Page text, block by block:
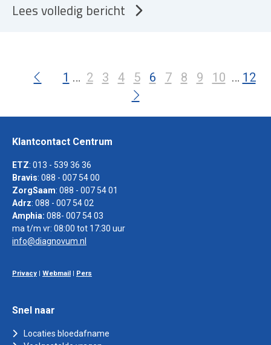
Lees volledig bericht
1 2 3 4 5 6 7 8 9 10 12
Klantcontact Centrum
ETZ: 013 - 539 36 36
Bravis: 088 - 007 54 00
ZorgSaam: 088 - 007 54 01
Adrz: 088 - 007 54 02
Amphia: 088- 007 54 03
ma t/m vr: 08:00 tot 17:30 uur
info@diagnovum.nl
Privacy | Webmail | Pers
Snel naar
Locaties bloedafname